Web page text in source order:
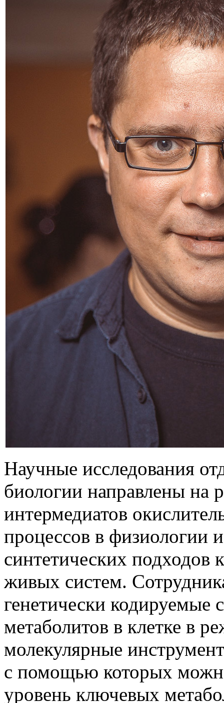
Научные исследования
биологии направлены на
интермедиатов
процессов в физиологии
синтетических подходов
живых систем.
генетически
метаболитов в клетке в
молекулярные
с помощью которых
уровень ключевых